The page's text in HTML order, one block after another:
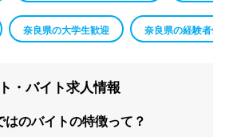
奈良県の大学生歓迎 奈良県の経験者優
・バイト求人情報
はのバイトの特徴って？